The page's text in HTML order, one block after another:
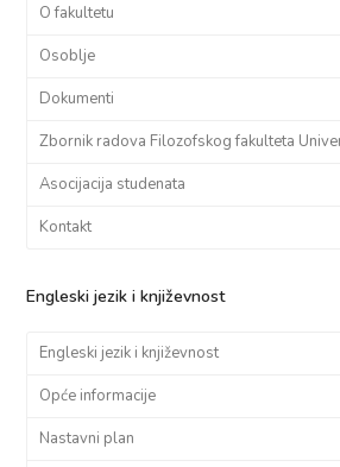
O fakultetu
Osoblje
Dokumenti
Zbornik radova Filozofskog fakulteta
Asocijacija studenata
Kontakt
Engleski jezik i književnost
Engleski jezik i književnost
Opće informacije
Nastavni plan